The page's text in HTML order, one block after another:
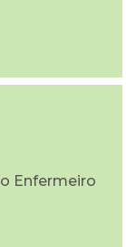
Enfermeiro